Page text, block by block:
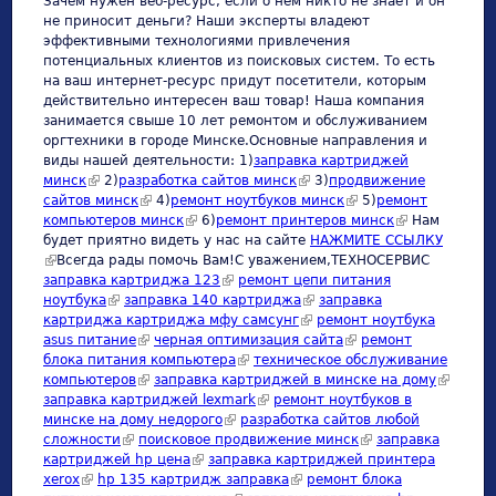
не приносит деньги? Наши эксперты владеют
эффективными технологиями привлечения
потенциальных клиентов из поисковых систем. То есть
на ваш интернет-ресурс придут посетители, которым
действительно интересен ваш товар! Наша компания
занимается свыше 10 лет ремонтом и обслуживанием
оргтехники в городе Минске.Основные направления и
виды нашей деятельности: 1)заправка картриджей
минск(link is external)
2)разработка сайтов минск(link is external)
3)продвижение
сайтов минск(link is external)
4)ремонт ноутбуков минск(link is external)
5)ремонт
компьютеров минск(link is external)
6)ремонт принтеров минск(link is
external)
Нам
будет приятно видеть у нас на сайте НАЖМИТЕ ССЫЛКУ
(link is external)
Всегда рады помочь Вам!С уважением,ТЕХНОСЕРВИC
заправка картриджа 123 (link is external)
ремонт цепи питания
ноутбука(link is external)
заправка 140 картриджа(link is external)
заправка
картриджа картриджа мфу самсунг(link is external)
ремонт ноутбука
asus питание(link is external)
черная оптимизация сайта(link is external)
ремонт
блока питания компьютера(link is external)
техническое обслуживание
компьютеров(link is external)
заправка картриджей в минске на дому(link is
заправка картриджей lexmark(link is external)
ремонт ноутбуков в
минске на дому недорого(link is external)
разработка сайтов любой
сложности (link is external)
поисковое продвижение минск(link is external)
заправка
картриджей hp цена(link is external)
заправка картриджей принтера
xerox(link is external)
hp 135 картридж заправка(link is external)
ремонт блока